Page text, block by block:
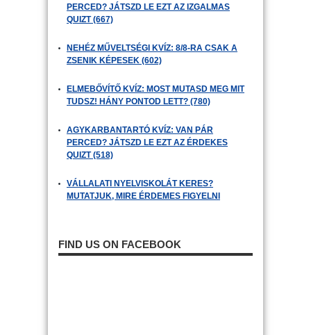
PERCED? JÁTSZD LE EZT AZ IZGALMAS
QUIZT (667)
NEHÉZ MŰVELTSÉGI KVÍZ: 8/8-RA CSAK A
ZSENIK KÉPESEK (602)
ELMEBŐVÍTŐ KVÍZ: MOST MUTASD MEG MIT
TUDSZ! HÁNY PONTOD LETT? (780)
AGYKARBANTARTÓ KVÍZ: VAN PÁR
PERCED? JÁTSZD LE EZT AZ ÉRDEKES
QUIZT (518)
VÁLLALATI NYELVISKOLÁT KERES?
MUTATJUK, MIRE ÉRDEMES FIGYELNI
FIND US ON FACEBOOK